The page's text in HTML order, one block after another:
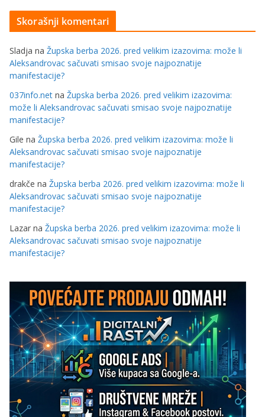
Skorašnji komentari
Sladja na Župska berba 2026. pred velikim izazovima: može li
Aleksandrovac sačuvati smisao svoje najpoznatije
manifestacije?
037info.net na Župska berba 2026. pred velikim izazovima:
može li Aleksandrovac sačuvati smisao svoje najpoznatije
manifestacije?
Gile na Župska berba 2026. pred velikim izazovima: može li
Aleksandrovac sačuvati smisao svoje najpoznatije
manifestacije?
drakče na Župska berba 2026. pred velikim izazovima: može li
Aleksandrovac sačuvati smisao svoje najpoznatije
manifestacije?
Lazar na Župska berba 2026. pred velikim izazovima: može li
Aleksandrovac sačuvati smisao svoje najpoznatije
manifestacije?